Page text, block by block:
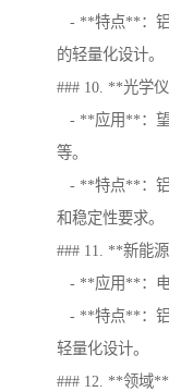
- **特点**：铝
的轻量化设计。
### 10. **光学
- **应用**：望
等。
- **特点**：铝
和稳定性要求。
### 11. **新能
- **应用**：电
- **特点**：铝
轻量化设计。
### 12. **领域**